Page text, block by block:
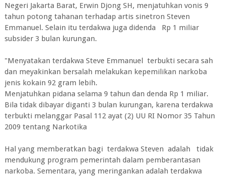
Negeri Jakarta Barat, Erwin Djong SH, menjatuhkan vonis 9
tahun potong tahanan terhadap artis sinetron Steven
Emmanuel. Selain itu terdakwa juga didenda Rp 1 miliar
subsider 3 bulan kurungan.
"Menyatakan terdakwa Steve Emmanuel terbukti secara sah
dan meyakinkan bersalah melakukan kepemilikan narkoba
jenis kokain 92 gram lebih.
Menjatuhkan pidana selama 9 tahun dan denda Rp 1 miliar.
Bila tidak dibayar diganti 3 bulan kurungan, karena terdakwa
terbukti melanggar Pasal 112 ayat (2) UU RI Nomor 35 Tahun
2009 tentang Narkotika
Hal yang memberatkan bagi terdakwa Steven adalah tidak
mendukung program pemerintah dalam pemberantasan
narkoba. Sementara, yang meringankan adalah terdakwa